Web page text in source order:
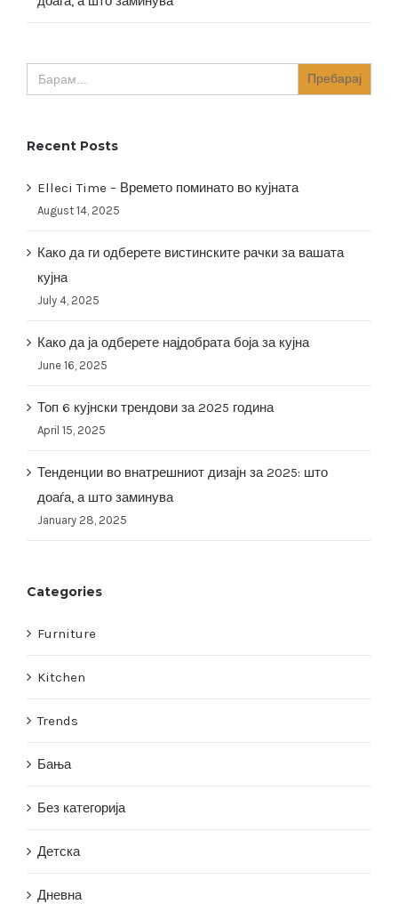
Search
for:
Recent Posts
Elleci Time – Времето поминато во кујната
August 14, 2025
Како да ги одберете вистинските рачки за вашата
кујна
July 4, 2025
Како да ја одберете најдобрата боја за кујна
June 16, 2025
Топ 6 кујнски трендови за 2025 година
April 15, 2025
Тенденции во внатрешниот дизајн за 2025: што
доаѓа, а што заминува
January 28, 2025
Categories
Furniture
Kitchen
Trends
Бања
Без категорија
Детска
Дневна